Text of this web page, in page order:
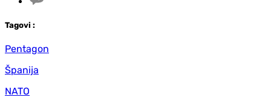
Tagovi :
Pentagon
Španija
NATO